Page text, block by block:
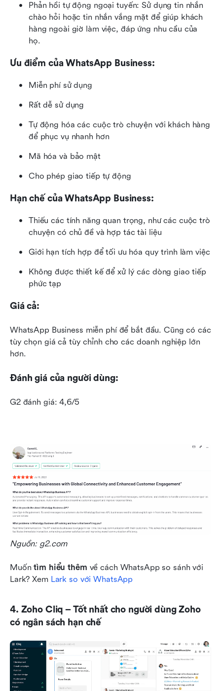
Phản hồi tự động ngoại tuyến: Sử dụng tin nhắn
chào hỏi hoặc tin nhắn vắng mặt để giúp khách
hàng ngoài giờ làm việc, đáp ứng nhu cầu của
họ.
Ưu điểm của WhatsApp Business:
Miễn phí sử dụng
Rất dễ sử dụng
Tự động hóa các cuộc trò chuyện với khách hàng
để phục vụ nhanh hơn
Mã hóa và bảo mật
Cho phép giao tiếp tự động
Hạn chế của WhatsApp Business:
Thiếu các tính năng quan trọng, như các cuộc trò
chuyện có chủ đề và hợp tác tài liệu
Giới hạn tích hợp để tối ưu hóa quy trình làm việc
Không được thiết kế để xử lý các dòng giao tiếp
phức tạp
Giá cả:
WhatsApp Business miễn phí để bắt đầu. Cũng có các
tùy chọn giá cả tùy chỉnh cho các doanh nghiệp lớn
hơn.
Đánh giá của người dùng:
G2 đánh giá: 4,6/5
Nguồn: g2.com
Muốn tìm hiểu thêm về cách WhatsApp so sánh với
Lark? Xem Lark so với WhatsApp
4. Zoho Cliq – Tốt nhất cho người dùng Zoho
có ngân sách hạn chế